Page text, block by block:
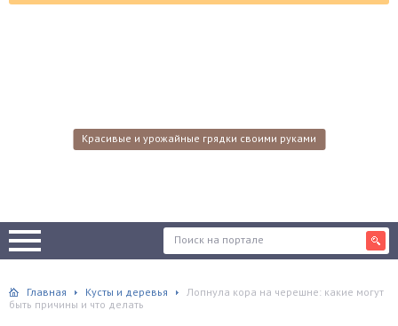
Красивые и урожайные грядки своими руками
Главная Кусты и деревья
Лопнула кора на черешне: какие могут
быть причины и что делать